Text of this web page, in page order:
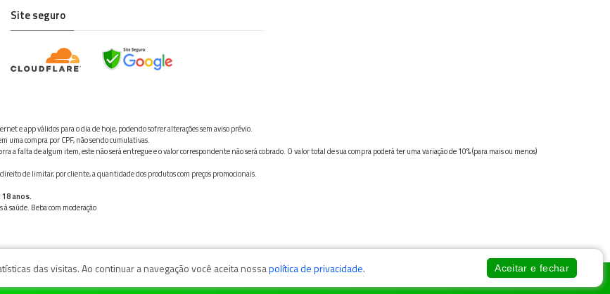
Site seguro
e app válidos para o dia de hoje, podendo sofrer alterações sem aviso prévio.
uma compra por CPF, não sendo cumulativas.
a falta de algum item, este não será entregue e o valor correspondente não será cobrado. O valor total de sua compra poderá ter uma variação de 10% (para mais ou menos)
de limitar, por cliente, a quantidade dos produtos com preços promocionais.
anos.
à saúde. Beba com moderação
das visitas. Ao continuar a navegação você aceita nossapolítica de privacidade. Aceitar e fechar